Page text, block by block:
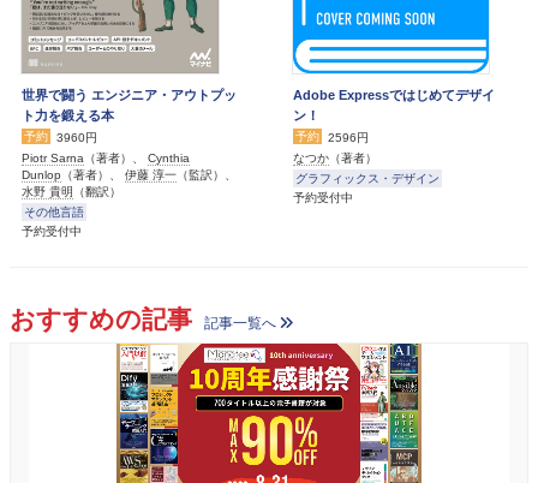
世界で闘う エンジニア・アウトプッ
ト力を鍛える本
予約
3960円
Piotr Sarna （著者）、 Cynthia
Dunlop （著者）、 伊藤 淳一 （監訳）、
水野 貴明 （翻訳）
その他言語
予約受付中
Adobe Expressではじめてデザイ
ン！
予約
2596円
なつか （著者）
グラフィックス・デザイン
予約受付中
おすすめの記事 記事一覧へ